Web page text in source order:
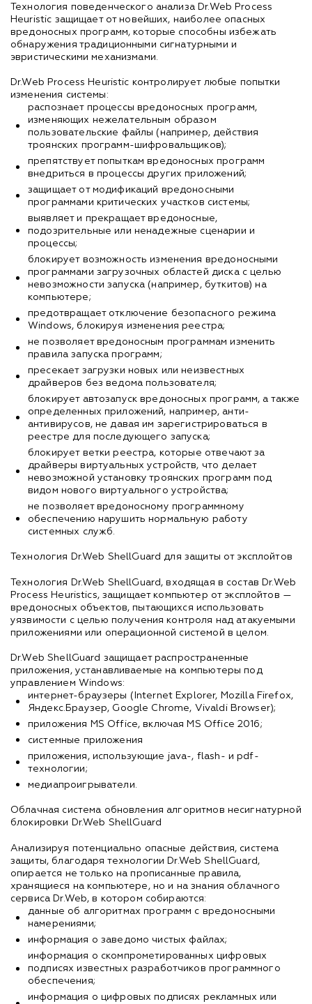
Технология поведенческого анализа Dr.Web Process
Heuristic защищает от новейших, наиболее опасных
вредоносных программ, которые способны избежать
обнаружения традиционными сигнатурными и
эвристическими механизмами.
Dr.Web Process Heuristic контролирует любые попытки
изменения системы:
распознает процессы вредоносных программ,
изменяющих нежелательным образом
пользовательские файлы (например, действия
троянских программ-шифровальщиков);
препятствует попыткам вредоносных программ
внедриться в процессы других приложений;
защищает от модификаций вредоносными
программами критических участков системы;
выявляет и прекращает вредоносные,
подозрительные или ненадежные сценарии и
процессы;
блокирует возможность изменения вредоносными
программами загрузочных областей диска с целью
невозможности запуска (например, буткитов) на
компьютере;
предотвращает отключение безопасного режима
Windows, блокируя изменения реестра;
не позволяет вредоносным программам изменить
правила запуска программ;
пресекает загрузки новых или неизвестных
драйверов без ведома пользователя;
блокирует автозапуск вредоносных программ, а также
определенных приложений, например, анти-
антивирусов, не давая им зарегистрироваться в
реестре для последующего запуска;
блокирует ветки реестра, которые отвечают за
драйверы виртуальных устройств, что делает
невозможной установку троянских программ под
видом нового виртуального устройства;
не позволяет вредоносному программному
обеспечению нарушить нормальную работу
системных служб.
Технология Dr.Web ShellGuard для защиты от эксплойтов
Технология Dr.Web ShellGuard, входящая в состав Dr.Web
Process Heuristics, защищает компьютер от эксплойтов —
вредоносных объектов, пытающихся использовать
уязвимости с целью получения контроля над атакуемыми
приложениями или операционной системой в целом.
Dr.Web ShellGuard защищает распространенные
приложения, устанавливаемые на компьютеры под
управлением Windows:
интернет-браузеры (Internet Explorer, Mozilla Firefox,
Яндекс.Браузер, Google Chrome, Vivaldi Browser);
приложения MS Office, включая MS Office 2016;
системные приложения
приложения, использующие java-, flash- и pdf-
технологии;
медиапроигрыватели.
Облачная система обновления алгоритмов несигнатурной
блокировки Dr.Web ShellGuard
Анализируя потенциально опасные действия, система
защиты, благодаря технологии Dr.Web ShellGuard,
опирается не только на прописанные правила,
хранящиеся на компьютере, но и на знания облачного
сервиса Dr.Web, в котором собираются:
данные об алгоритмах программ с вредоносными
намерениями;
информация о заведомо чистых файлах;
информация о скомпрометированных цифровых
подписях известных разработчиков программного
обеспечения;
информация о цифровых подписях рекламных или